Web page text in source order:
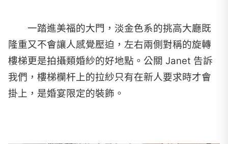
一踏進美福的大門，淡金色系的挑高大廳既
隆重又不會讓人感覺壓迫，左右兩側對稱的旋轉
樓梯更是拍攝類婚紗的好地點。公關 Janet 告訴
我們，樓梯欄杆上的拉紗只有在新人要求時才會
掛上，是婚宴限定的裝飾。